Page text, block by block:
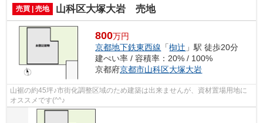
売買 | 売地 山科区大塚大岩 売地
800万円
京都地下鉄東西線 「椥辻 」駅 徒歩20分
建ぺい率 / 容積率：20% / 100%
京都府京都市山科区大塚大岩
山裾の約45坪♪市街化調整区域のため建築は出来ませんが、資材置場用地に
オススメです(^^♪